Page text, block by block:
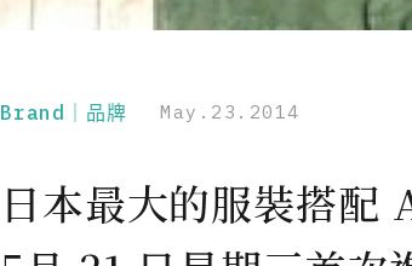
Brand｜品牌 May.23.2014
日本最大的服裝搭配